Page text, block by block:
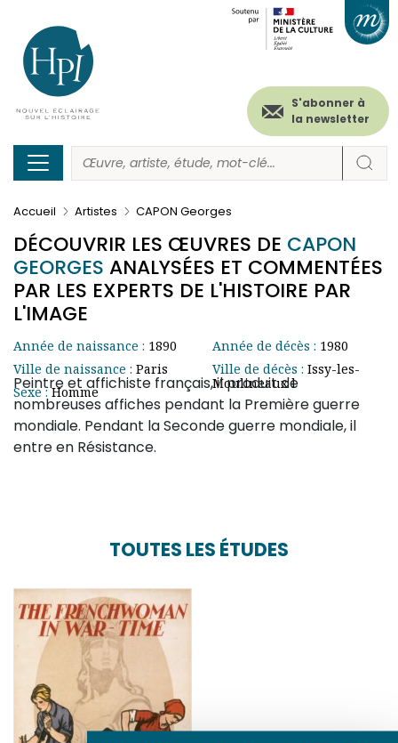
contenu
principal
Menu
secondaire
(header)
S'abonner à
la newsletter
Accueil Artistes CAPON Georges
DÉCOUVRIR LES ŒUVRES DE CAPON
GEORGES ANALYSÉES ET COMMENTÉES
PAR LES EXPERTS DE L'HISTOIRE PAR
L'IMAGE
Année de naissance : 1890
Ville de naissance : Paris
Sexe :Homme
Année de décès : 1980
Ville de décès : Issy-les-
Moulineaux l
Peintre et affichiste français, il produit de
nombreuses affiches pendant la Première guerre
mondiale. Pendant la Seconde guerre mondiale, il
entre en Résistance.
TOUTES LES ÉTUDES